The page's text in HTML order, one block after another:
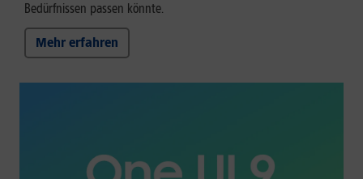
Bedürfnissen passen könnte.
Mehr erfahren